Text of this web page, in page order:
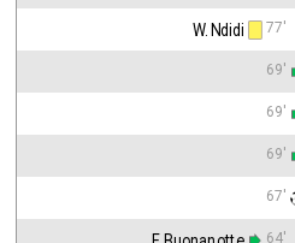
W. Ndidi 77'
69'
69'
69'
67'
64'